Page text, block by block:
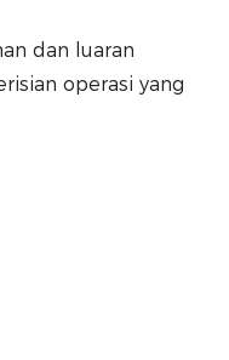
dan luaran
operasi yang